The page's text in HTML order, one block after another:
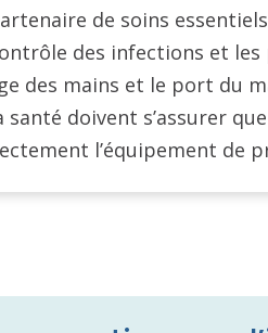
de soins
des infections et
des mains et le port du
santé doivent s’assurer
l’équipement de